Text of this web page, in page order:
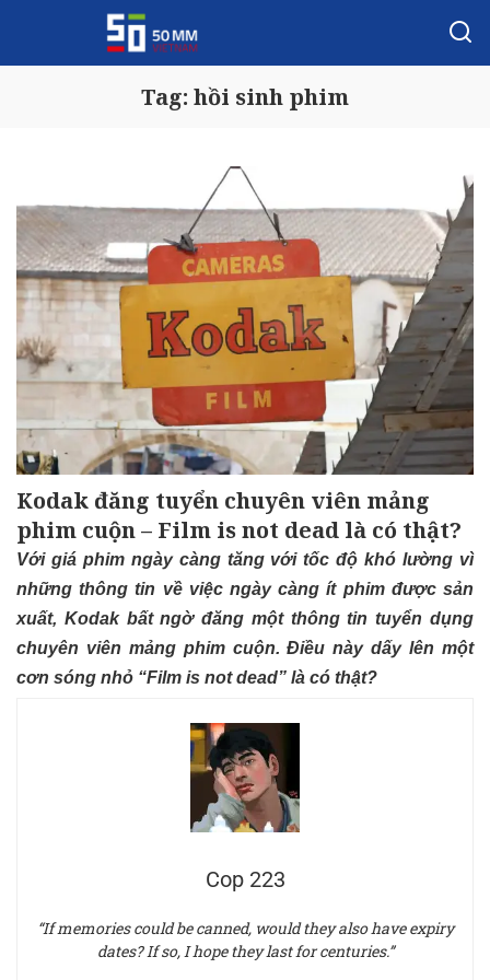
Tag: hồi sinh phim
Kodak đăng tuyển chuyên viên mảng
phim cuộn – Film is not dead là có thật?
Với giá phim ngày càng tăng với tốc độ khó lường vì
những thông tin về việc ngày càng ít phim được sản
xuất, Kodak bất ngờ đăng một thông tin tuyển dụng
chuyên viên mảng phim cuộn. Điều này dấy lên một
cơn sóng nhỏ “Film is not dead” là có thật?
Cop 223
“If memories could be canned, would they also have expiry
dates? If so, I hope they last for centuries.”